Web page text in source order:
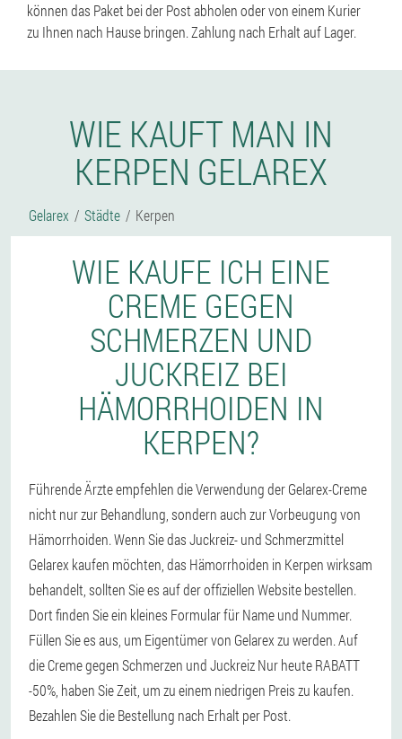
können das Paket bei der Post abholen oder von einem Kurier
zu Ihnen nach Hause bringen. Zahlung nach Erhalt auf Lager.
WIE KAUFT MAN IN
KERPEN GELAREX
Gelarex Städte Kerpen
WIE KAUFE ICH EINE
CREME GEGEN
SCHMERZEN UND
JUCKREIZ BEI
HÄMORRHOIDEN IN
KERPEN?
Führende Ärzte empfehlen die Verwendung der Gelarex-Creme
nicht nur zur Behandlung, sondern auch zur Vorbeugung von
Hämorrhoiden. Wenn Sie das Juckreiz- und Schmerzmittel
Gelarex kaufen möchten, das Hämorrhoiden in Kerpen wirksam
behandelt, sollten Sie es auf der offiziellen Website bestellen.
Dort finden Sie ein kleines Formular für Name und Nummer.
Füllen Sie es aus, um Eigentümer von Gelarex zu werden. Auf
die Creme gegen Schmerzen und Juckreiz Nur heute RABATT
-50%, haben Sie Zeit, um zu einem niedrigen Preis zu kaufen.
Bezahlen Sie die Bestellung nach Erhalt per Post.